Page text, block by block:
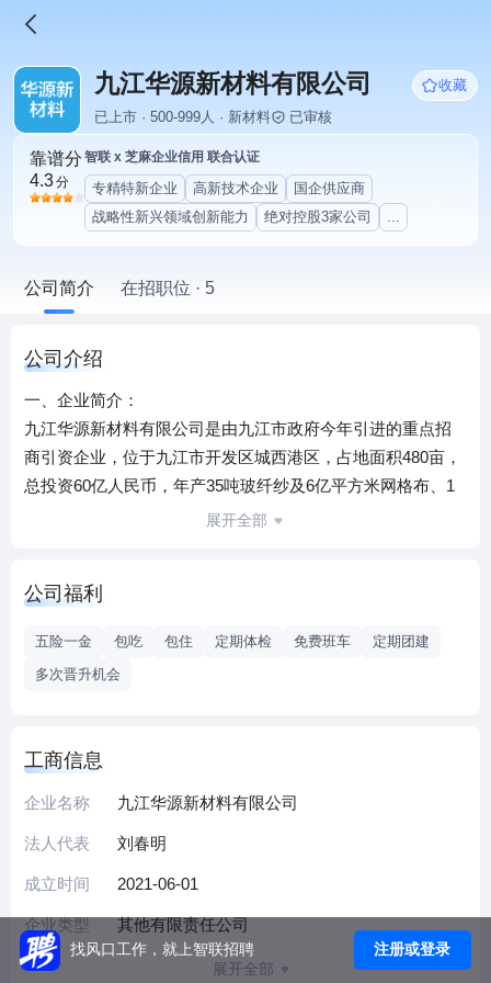
九江华源新材料有限公司
收藏
已上市 · 500-999人 · 新材料
已审核
靠谱分
4.3分
智联 x 芝麻企业信用 联合认证
专精特新企业 高新技术企业
国企供应商
战略性新兴领域创新能力
绝对控股3家公司 ...
公司简介 在招职位 · 5
公司介绍
一、企业简介：
九江华源新材料有限公司是由九江市政府今年引进的重点招
商引资企业，位于九江市开发区城西港区，占地面积480亩，
总投资60亿人民币，年产35吨玻纤纱及6亿平方米网格布、1
亿平方米工业布。车间内配备中央空调、回风系统，工作环
九江华源是江西华源新材料股份有限公司全资子公司，公司
司先后荣获江西省著名商标、江西省名牌产品、江西省专精
及相关产业链公司组成。属于江西省十大战略性新兴产业中
的新材料行业，是国家高新技术企业，省专精特新企业，省
业股份转让系统挂牌公司。公司证券简称：华源新材，证券
代码：831821。
展开全部
公司福利
五险一金 包吃 包住 定期体检 免费班车
定期团建
多次晋升机会
工商信息
企业名称 九江华源新材料有限公司
法人代表 刘春明
成立时间 2021-06-01
企业类型 其他有限责任公司
展开全部
找风口工作，就上智联招聘 注册或登录